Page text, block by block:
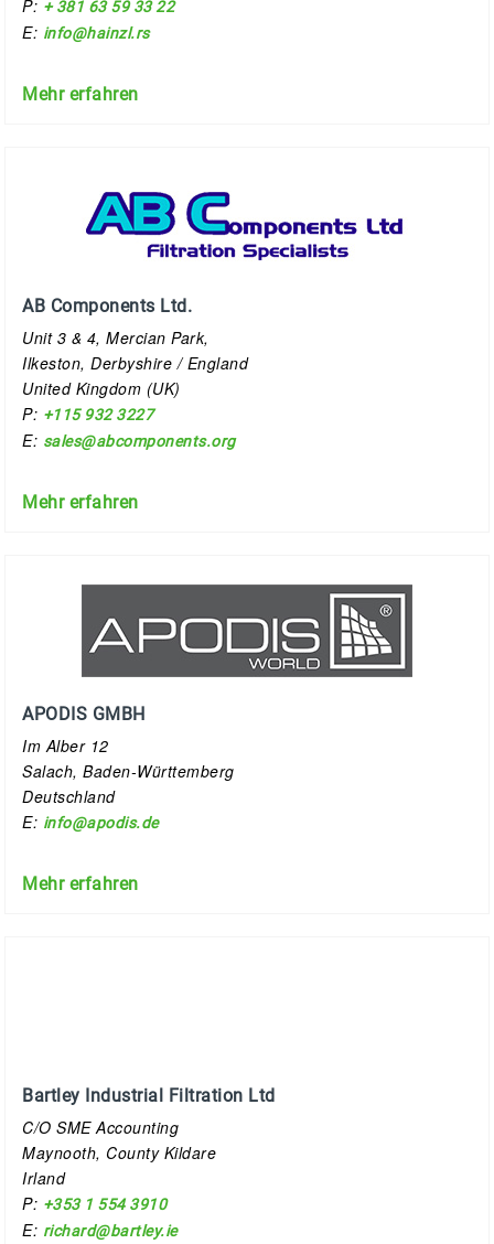
P: + 381 63 59 33 22
E: info@hainzl.rs
Mehr erfahren
AB Components Ltd.
Unit 3 & 4, Mercian Park,
Ilkeston, Derbyshire / England
United Kingdom (UK)
P: +115 932 3227
E: sales@abcomponents.org
Mehr erfahren
APODIS GMBH
Im Alber 12
Salach, Baden-Württemberg
Deutschland
E: info@apodis.de
Mehr erfahren
Bartley Industrial Filtration Ltd
C/O SME Accounting
Maynooth, County Kildare
Irland
P: +353 1 554 3910
E: richard@bartley.ie